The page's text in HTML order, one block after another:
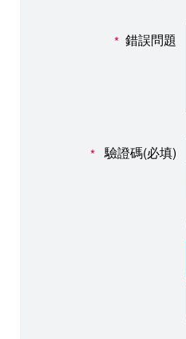
* 錯誤問題
* 驗證碼(必填)